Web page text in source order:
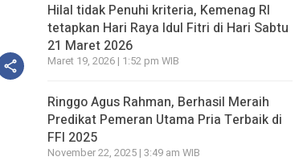
Hilal tidak Penuhi kriteria, Kemenag RI
tetapkan Hari Raya Idul Fitri di Hari Sabtu
21 Maret 2026
Maret 19, 2026 | 1:52 pm WIB
Ringgo Agus Rahman, Berhasil Meraih
Predikat Pemeran Utama Pria Terbaik di
FFI 2025
November 22, 2025 | 3:49 am WIB